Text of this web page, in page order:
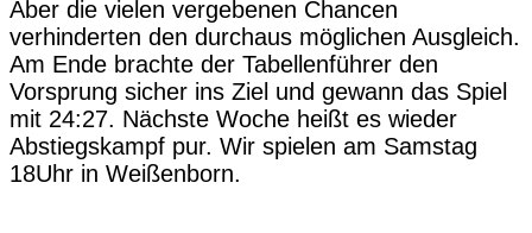
Aber die vielen vergebenen Chancen
verhinderten den durchaus möglichen Ausgleich.
Am Ende brachte der Tabellenführer den
Vorsprung sicher ins Ziel und gewann das Spiel
mit 24:27. Nächste Woche heißt es wieder
Abstiegskampf pur. Wir spielen am Samstag
18Uhr in Weißenborn.